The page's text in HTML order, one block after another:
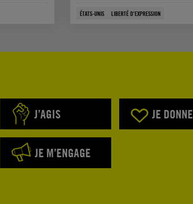
ÉTATS-UNIS LIBERTÉ D'EXPRESSION
J’AGIS JE DONNE
JE M’ENGAGE